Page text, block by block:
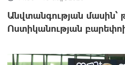
Անվտանգության մասին՝
Ոստիկանության